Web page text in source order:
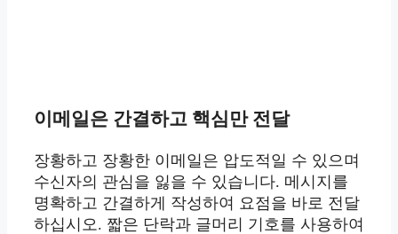
이메일은 간결하고 핵심만 전달
장황하고 장황한 이메일은 압도적일 수 있으며
수신자의 관심을 잃을 수 있습니다. 메시지를
명확하고 간결하게 작성하여 요점을 바로 전달
하십시오. 짧은 단락과 글머리 기호를 사용하여